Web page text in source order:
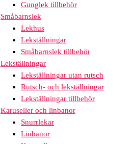
Gunglek tillbehör
Småbarnslek
Lekhus
Lekställningar
Småbarnslek tillbehör
Lekställningar
Lekställningar utan rutsch
Rutsch- och lekställningar
Lekställningar tillbehör
Karuseller och linbanor
Snurrlekar
Linbanor